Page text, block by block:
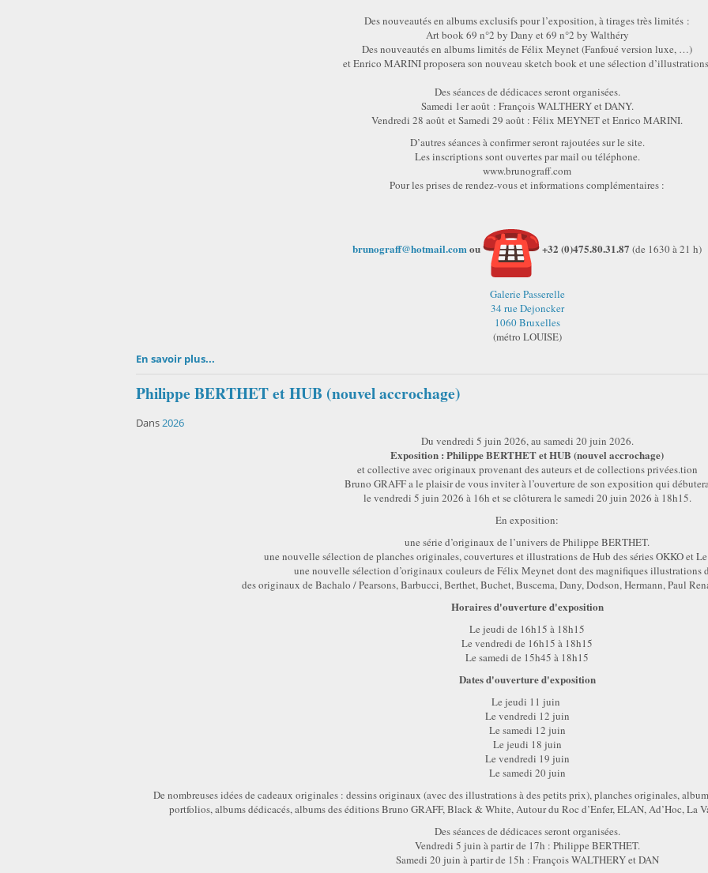
Des nouveautés en albums exclusifs pour l’exposition, à tirages très limités :
Art book 69 n°2 by Dany et 69 n°2 by Walthéry
Des nouveautés en albums limités de Félix Meynet (Fanfoué version luxe, …)
et Enrico MARINI proposera son nouveau sketch book et une sélection
Des séances de dédicaces seront organisées.
Samedi 1er août : François WALTHERY et DANY.
Vendredi 28 août et Samedi 29 août : Félix MEYNET et Enrico MARINI.
D’autres séances à confirmer seront rajoutées sur le site.
Les inscriptions sont ouvertes par mail ou téléphone.
www.brunograff.com
Pour les prises de rendez-vous et informations complémentaires :
brunograff@hotmail.com ou +32 (0)475.80.31.87 (de 1630 à 21 h)
Galerie Passerelle
34 rue Dejoncker
1060 Bruxelles
(métro LOUISE)
En savoir plus...
Philippe BERTHET et HUB (nouvel accrochage)
Dans2026
Du vendredi 5 juin 2026, au samedi 20 juin 2026.
Exposition : Philippe BERTHET et HUB (nouvel accrochage)
et collective avec originaux provenant des auteurs et de collections privées.tion
Bruno GRAFF a le plaisir de vous inviter à l’ouverture de son exposition qui
le vendredi 5 juin 2026 à 16h et se clôturera le samedi 20 juin 2026 à 18h15.
En exposition:
une série d’originaux de l’univers de Philippe BERTHET.
une nouvelle sélection de planches originales, couvertures et illustrations de Hub des séries OKKO et
une nouvelle sélection d’originaux couleurs de Félix Meynet dont des magnifiques illustrations
des originaux de Bachalo / Pearsons, Barbucci, Berthet, Buchet, Buscema, Dany, Dodson, Hermann, Paul
Horaires d'ouverture d'exposition
Le jeudi de 16h15 à 18h15
Le vendredi de 16h15 à 18h15
Le samedi de 15h45 à 18h15
Dates d'ouverture d'exposition
Le jeudi 11 juin
Le vendredi 12 juin
Le samedi 12 juin
Le jeudi 18 juin
Le vendredi 19 juin
Le samedi 20 juin
De nombreuses idées de cadeaux originales : dessins originaux (avec des illustrations à des petits prix), planches originales,
portfolios, albums dédicacés, albums des éditions Bruno GRAFF, Black & White, Autour du Roc d’Enfer, ELAN, Ad’Hoc, La
Des séances de dédicaces seront organisées.
Vendredi 5 juin à partir de 17h : Philippe BERTHET.
Samedi 20 juin à partir de 15h : François WALTHERY et DAN